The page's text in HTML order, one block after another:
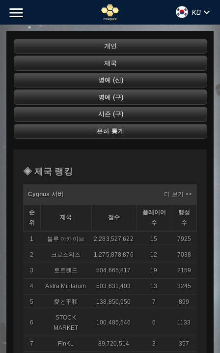
menu KO keyboard_arrow_down
◈ 제국 랭킹
Cygnus 서버 더 보기 >>
순
위
제국 점수
플레이어
수
행성
수
1 블루 아카이브 2,283,527,622 15 7925
2 크로스워즈 1,275,878,876 12 7038
3 토트랜드 504,665,817 19 2159
4 Astra Militarum 503,631,403 13 3245
5 愛と平和 138,850,950 7 899
6
STOCK
MARKET
100,485,546 6 1133
7 FinKL 89,720,514 3 357